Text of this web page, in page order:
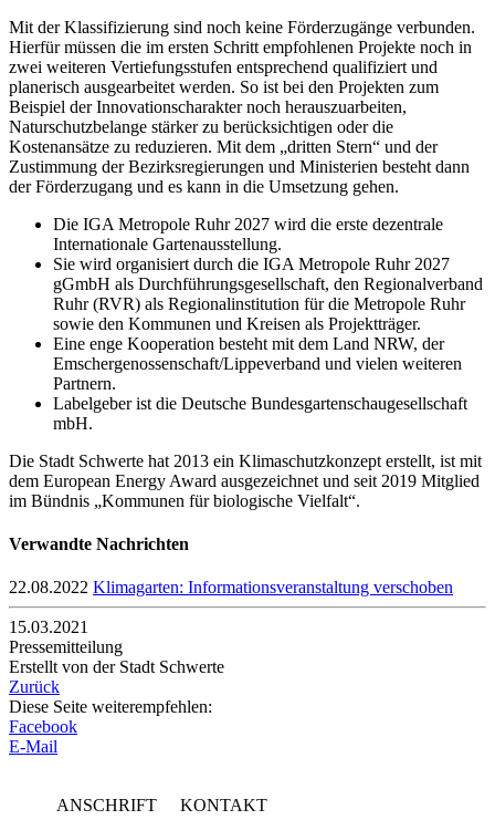
Mit der Klassifizierung sind noch keine Förderzugänge verbunden.
Hierfür müssen die im ersten Schritt empfohlenen Projekte noch in
zwei weiteren Vertiefungsstufen entsprechend qualifiziert und
planerisch ausgearbeitet werden. So ist bei den Projekten zum
Beispiel der Innovationscharakter noch herauszuarbeiten,
Naturschutzbelange stärker zu berücksichtigen oder die
Kostenansätze zu reduzieren. Mit dem „dritten Stern“ und der
Zustimmung der Bezirksregierungen und Ministerien besteht dann
der Förderzugang und es kann in die Umsetzung gehen.
Die IGA Metropole Ruhr 2027 wird die erste dezentrale
Internationale Gartenausstellung.
Sie wird organisiert durch die IGA Metropole Ruhr 2027
gGmbH als Durchführungsgesellschaft, den Regionalverband
Ruhr (RVR) als Regionalinstitution für die Metropole Ruhr
sowie den Kommunen und Kreisen als Projektträger.
Eine enge Kooperation besteht mit dem Land NRW, der
Emschergenossenschaft/Lippeverband und vielen weiteren
Partnern.
Labelgeber ist die Deutsche Bundesgartenschaugesellschaft
mbH.
Die Stadt Schwerte hat 2013 ein Klimaschutzkonzept erstellt, ist mit
dem European Energy Award ausgezeichnet und seit 2019 Mitglied
im Bündnis „Kommunen für biologische Vielfalt“.
Verwandte Nachrichten
22.08.2022 Klimagarten: Informationsveranstaltung verschoben
15.03.2021
Pressemitteilung
Erstellt von der Stadt Schwerte
Zurück
Diese Seite weiterempfehlen:
Facebook
E-Mail
ANSCHRIFT
KONTAKT